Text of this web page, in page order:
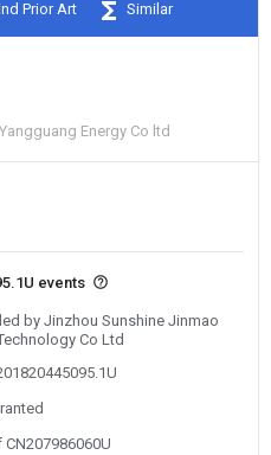
Prior Art Similar
Energy Co ltd
events
by Jinzhou Sunshine Jinmao
Co Ltd